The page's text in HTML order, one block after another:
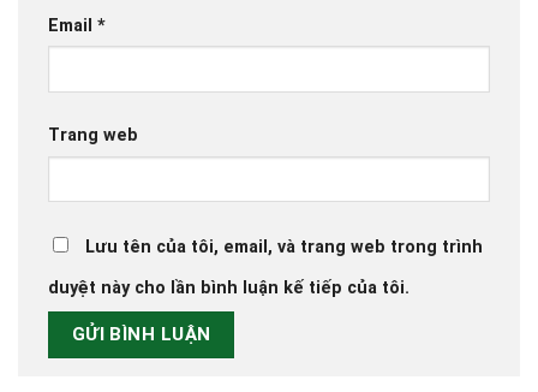
Email *
Trang web
Lưu tên của tôi, email, và trang web trong trình
duyệt này cho lần bình luận kế tiếp của tôi.